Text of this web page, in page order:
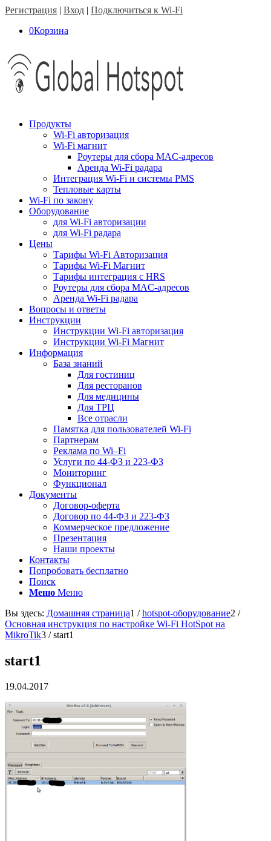
Регистрация | Вход | Подключиться к Wi-Fi
0Корзина
Продукты
Wi-Fi авторизация
Wi-Fi магнит
Роутеры для сбора MAC-адресов
Аренда Wi-Fi радара
Интеграция Wi-Fi и системы PMS
Тепловые карты
Wi-Fi по закону
Оборудование
для Wi-Fi авторизации
для Wi-Fi радара
Цены
Тарифы Wi-Fi Авторизация
Тарифы Wi-Fi Магнит
Тарифы интеграция с HRS
Роутеры для сбора MAC-адресов
Аренда Wi-Fi радара
Вопросы и ответы
Инструкции
Инструкции Wi-Fi авторизация
Инструкции Wi-Fi Магнит
Информация
База знаний
Для гостиниц
Для ресторанов
Для медицины
Для ТРЦ
Все отрасли
Памятка для пользователей Wi-Fi
Партнерам
Реклама по Wi–Fi
Услуги по 44-ФЗ и 223-ФЗ
Мониторинг
Функционал
Документы
Договор-оферта
Договор по 44-ФЗ и 223-ФЗ
Коммерческое предложение
Презентация
Наши проекты
Контакты
Попробовать бесплатно
Поиск
Меню Меню
Вы здесь: Домашняя страница1 / hotspot-оборудование2 /
Основная инструкция по настройке Wi-Fi HotSpot на
MikroTik3 / start1
start1
19.04.2017